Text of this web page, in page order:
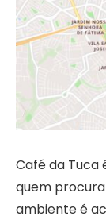
Café da Tuca
quem
ambiente é